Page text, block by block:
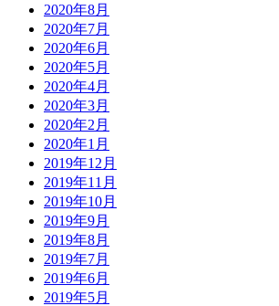
2020年8月
2020年7月
2020年6月
2020年5月
2020年4月
2020年3月
2020年2月
2020年1月
2019年12月
2019年11月
2019年10月
2019年9月
2019年8月
2019年7月
2019年6月
2019年5月